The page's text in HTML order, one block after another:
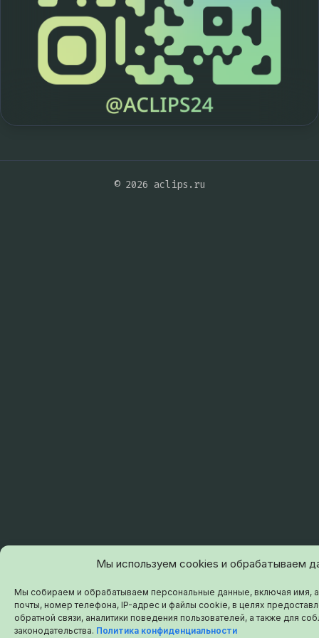
Мы используем cookies и обрабатываем
Мы собираем и обрабатываем персональные данные, включая имя,
почты, номер телефона, IP-адрес и файлы cookie, в целях
обратной связи, аналитики поведения пользователей, а также для
законодательства. Политика конфиденциальности
© 2026 aclips.ru